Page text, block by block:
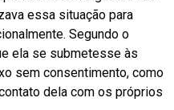
essa situação para
Segundo o
ela se submetesse às
sem consentimento, como
dela com os próprios